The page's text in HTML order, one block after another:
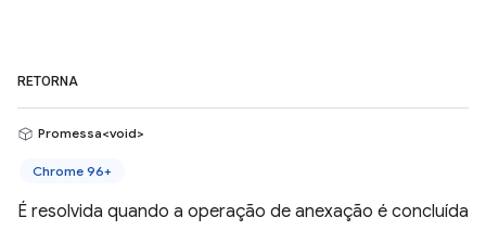
RETORNA
Promessa<void>
Chrome 96+
É resolvida quando a operação de anexação é concluída